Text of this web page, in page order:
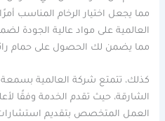
مما يجعل اختيار الرخام المناسب
العالمية على مواد عالية الجودة
مما يضمن لك الحصول على حمام
كذلك، تتمتع شركة العالمية
الشارقة، حيث تقدم الخدمة وفقًا
العمل المتخصص بتقديم استشارات